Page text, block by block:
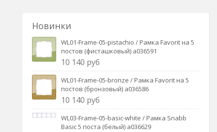
Новинки
WL01-Frame-05-pistachio / Рамка Favorit на 5
постов (фисташковый) a036591
10 140 руб
WL01-Frame-05-bronze / Рамка Favorit на 5
постов (бронзовый) a036586
10 140 руб
WL03-Frame-05-basic-white / Рамка Snabb
Basic 5 поста (белый) a036629